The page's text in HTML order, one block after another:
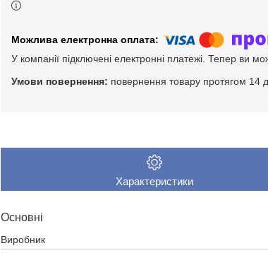
У компанії підключені електронні платежі. Тепер ви
повернення товару протягом 14
Характеристики
Основні
Виробник